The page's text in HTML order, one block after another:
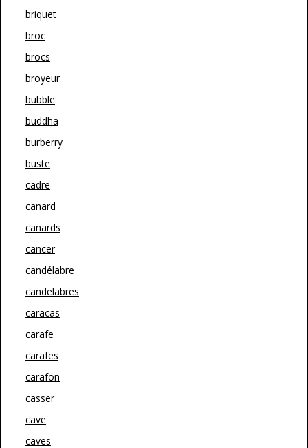
briquet
broc
brocs
broyeur
bubble
buddha
burberry
buste
cadre
canard
canards
cancer
candélabre
candelabres
caracas
carafe
carafes
carafon
casser
cave
caves